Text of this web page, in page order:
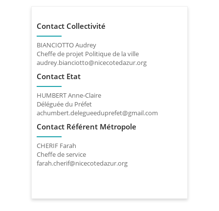
Contact Collectivité
BIANCIOTTO Audrey
Cheffe de projet Politique de la ville
audrey.bianciotto@nicecotedazur.org
Contact Etat
HUMBERT Anne-Claire
Déléguée du Préfet
achumbert.delegueeduprefet@gmail.com
Contact Référent Métropole
CHERIF Farah
Cheffe de service
farah.cherif@nicecotedazur.org